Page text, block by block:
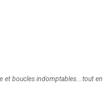
et boucles indomptables...tout en